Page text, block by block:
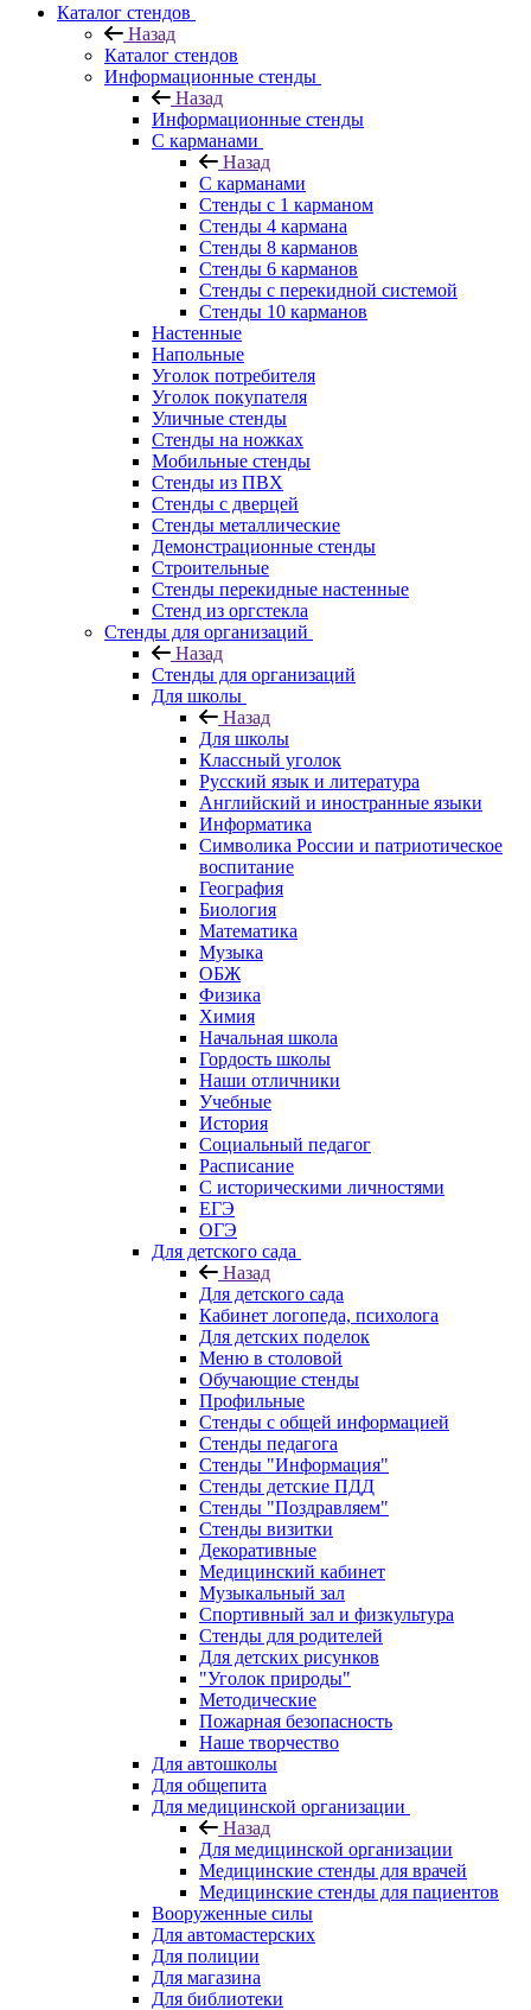
Каталог стендов
Назад
Каталог стендов
Информационные стенды
Назад
Информационные стенды
С карманами
Назад
С карманами
Стенды с 1 карманом
Стенды 4 кармана
Стенды 8 карманов
Стенды 6 карманов
Стенды с перекидной системой
Стенды 10 карманов
Настенные
Напольные
Уголок потребителя
Уголок покупателя
Уличные стенды
Стенды на ножках
Мобильные стенды
Стенды из ПВХ
Стенды с дверцей
Стенды металлические
Демонстрационные стенды
Строительные
Стенды перекидные настенные
Стенд из оргстекла
Стенды для организаций
Назад
Стенды для организаций
Для школы
Назад
Для школы
Классный уголок
Русский язык и литература
Английский и иностранные языки
Информатика
Символика России и патриотическое
воспитание
География
Биология
Математика
Музыка
ОБЖ
Физика
Химия
Начальная школа
Гордость школы
Наши отличники
Учебные
История
Социальный педагог
Расписание
С историческими личностями
ЕГЭ
ОГЭ
Для детского сада
Назад
Для детского сада
Кабинет логопеда, психолога
Для детских поделок
Меню в столовой
Обучающие стенды
Профильные
Стенды с общей информацией
Стенды педагога
Стенды "Информация"
Стенды детские ПДД
Стенды "Поздравляем"
Стенды визитки
Декоративные
Медицинский кабинет
Музыкальный зал
Спортивный зал и физкультура
Стенды для родителей
Для детских рисунков
"Уголок природы"
Методические
Пожарная безопасность
Наше творчество
Для автошколы
Для общепита
Для медицинской организации
Назад
Для медицинской организации
Медицинские стенды для врачей
Медицинские стенды для пациентов
Вооруженные силы
Для автомастерских
Для полиции
Для магазина
Для библиотеки